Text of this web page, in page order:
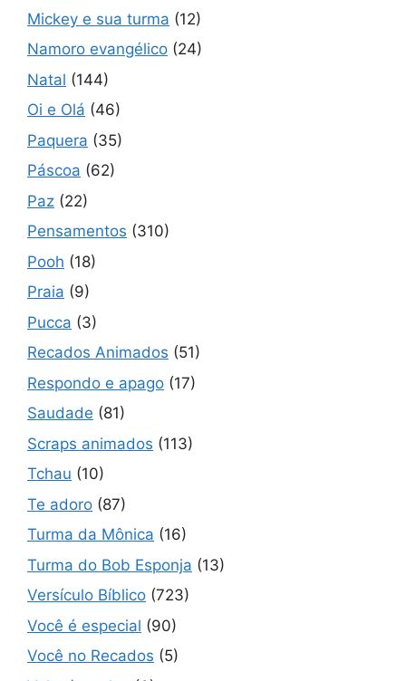
Mickey e sua turma (12)
Namoro evangélico (24)
Natal (144)
Oi e Olá (46)
Paquera (35)
Páscoa (62)
Paz (22)
Pensamentos (310)
Pooh (18)
Praia (9)
Pucca (3)
Recados Animados (51)
Respondo e apago (17)
Saudade (81)
Scraps animados (113)
Tchau (10)
Te adoro (87)
Turma da Mônica (16)
Turma do Bob Esponja (13)
Versículo Bíblico (723)
Você é especial (90)
Você no Recados (5)